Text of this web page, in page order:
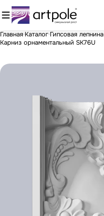
Главная Каталог Гипсовая лепнина
Карниз орнаментальный SK76U